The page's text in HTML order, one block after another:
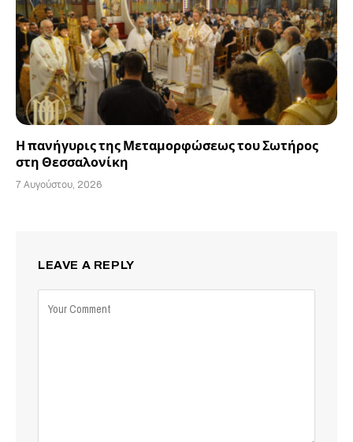
Η πανήγυρις της Μεταμορφώσεως του Σωτήρος
στη Θεσσαλονίκη
7 Αυγούστου, 2026
LEAVE A REPLY